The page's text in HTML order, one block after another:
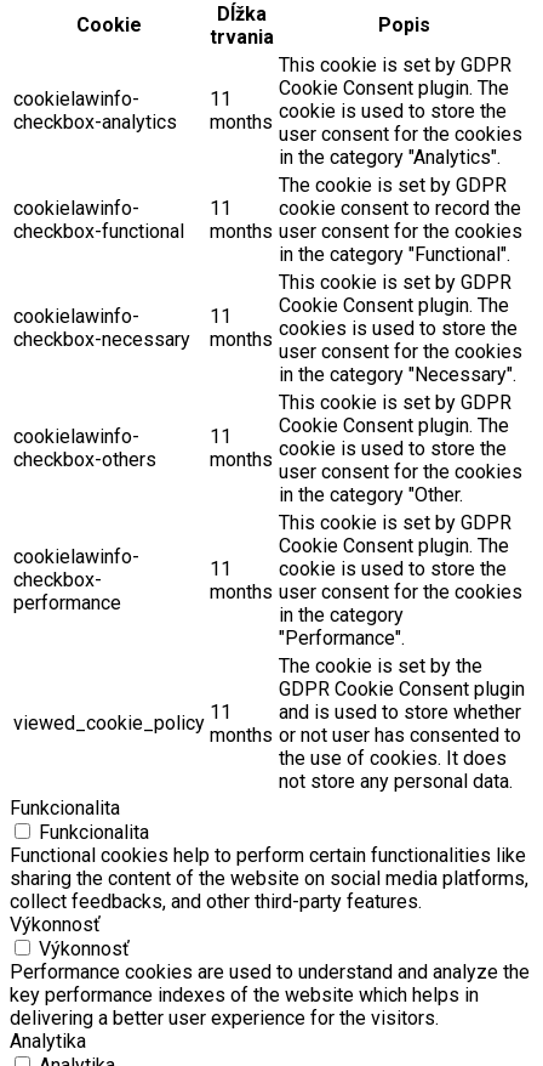
Cookie
Dĺžka
trvania
Popis
cookielawinfo-
checkbox-analytics
11
months
This cookie is set by GDPR
Cookie Consent plugin. The
cookie is used to store the
user consent for the cookies
in the category "Analytics".
cookielawinfo-
checkbox-functional
11
months
The cookie is set by GDPR
cookie consent to record the
user consent for the cookies
in the category "Functional".
cookielawinfo-
checkbox-necessary
11
months
This cookie is set by GDPR
Cookie Consent plugin. The
cookies is used to store the
user consent for the cookies
in the category "Necessary".
cookielawinfo-
checkbox-others
11
months
This cookie is set by GDPR
Cookie Consent plugin. The
cookie is used to store the
user consent for the cookies
in the category "Other.
cookielawinfo-
checkbox-
performance
11
months
This cookie is set by GDPR
Cookie Consent plugin. The
cookie is used to store the
user consent for the cookies
in the category
"Performance".
viewed_cookie_policy 11
months
The cookie is set by the
GDPR Cookie Consent plugin
and is used to store whether
or not user has consented to
the use of cookies. It does
not store any personal data.
Funkcionalita
Funkcionalita
Functional cookies help to perform certain functionalities like
sharing the content of the website on social media platforms,
collect feedbacks, and other third-party features.
Výkonnosť
Výkonnosť
Performance cookies are used to understand and analyze the
key performance indexes of the website which helps in
delivering a better user experience for the visitors.
Analytika